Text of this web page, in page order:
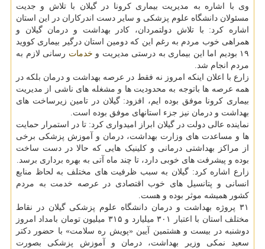
وی با اشاره به مدیریت بیماری کرونا در گیلان با تلاش و جدیت
مسئولان دانشگاه علوم پزشکی و سایر دست اندرکاران در این استان
اشاره کرد: با تلاش دولتمردان، کادر بهداشت و درمان گیلان و
همراهی خوب مردم به رغم این که دومین استان درگیر بیماری کووید
۱۹ بودیم اما این بیماری به درستی مدیریت و
خدمات رسانی لازم به
مردم انجام شد.
زارع با اعلان اینکه امروز نه فقط در عرصه بهداشت و درمان بلکه در
همه عرصه ها باتوجه به محدودیت ها و مشغله های ناشی از مدیریت
بیماری کرونا موفق بوده ایم، افزود: گیلان در تامین زیرساخت های
بهداشت و درمان نیز جزء استانهای موفق بوده است.
نماینده عالی دولت در گیلان ابراز امیدواری کرد: تا در استمرار حمایت
ها و مساعدت های وزارت بهداشت، درمان و آموزش پزشکی برخی
از مراکز بهداشتی درمانی و کلینیک هایی که حالا در دست ساخت
بوده و پیشرفت های خوبی دارد، تا چند ماه آتی به بهره برداری برسد.
زارع اشاره کرد: گیلان به سبب ظرفیت های مختلف به لحاظ منابع
انسانی و پتانسیل های خوب اقتصادی در عرصه خدمت به مردم
کشور همیشه موثر بوده و هست.
۳۱ پروژه بهداشت و درمان دانشگاه علوم پزشکی گیلان در نقاط
مختلف استان با اعتبار ۳۰۱ میلیارد و ۳۱۵ میلیون تومان بامداد امروز
دوشنبه در بیست و هشتمین آیین «پویش ره سلامت» با حضور دکتر
سعید نمکی وزیر بهداشت، درمان و آموزش پزشکی بصورت